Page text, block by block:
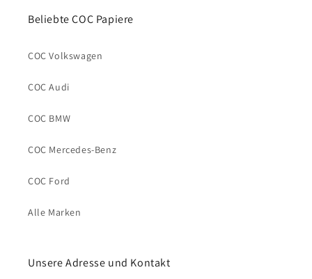
Beliebte COC Papiere
COC Volkswagen
COC Audi
COC BMW
COC Mercedes-Benz
COC Ford
Alle Marken
Unsere Adresse und Kontakt